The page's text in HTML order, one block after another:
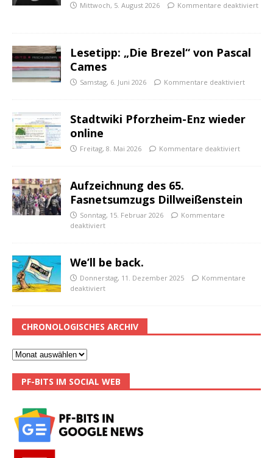
Mittwoch, 5. August 2026 Kommentare deaktiviert
Lesetipp: „Die Brezel“ von Pascal
Cames
Samstag, 6. Juni 2026 Kommentare deaktiviert
Stadtwiki Pforzheim-Enz wieder
online
Freitag, 8. Mai 2026 Kommentare deaktiviert
Aufzeichnung des 65.
Fasnetsumzugs Dillweißenstein
Sonntag, 15. Februar 2026
Kommentare
deaktiviert
We’ll be back.
Donnerstag, 11. Dezember 2025
Kommentare
deaktiviert
CHRONOLOGISCHES ARCHIV
PF-BITS IM SOCIAL WEB